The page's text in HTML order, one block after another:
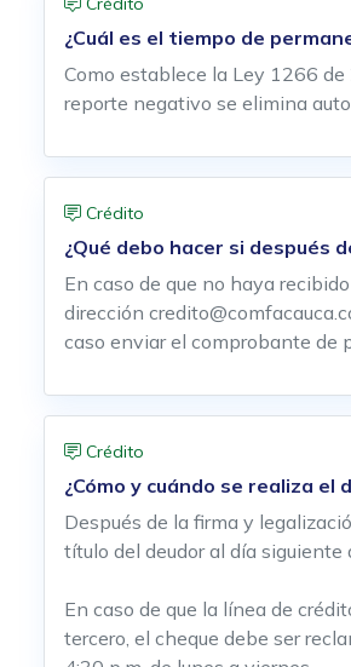
¿Cuál es el tiempo de
Como establece la Ley 1266
reporte negativo se elimina
Crédito
¿Qué debo hacer si después
En caso de que no haya
dirección
caso enviar el comprobante de
Crédito
¿Cómo y cuándo se realiza el
Después de la firma y
título del deudor al día siguiente
En caso de que la línea de
tercero, el cheque debe ser